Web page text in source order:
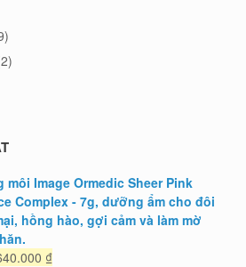
môi Image Ormedic Sheer Pink
Complex - 7g, dưỡng ẩm cho đôi
hồng hào, gợi cảm và làm mờ
₫Giá